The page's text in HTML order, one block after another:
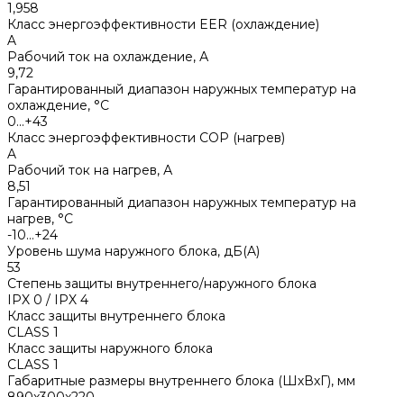
1,958
Класс энергоэффективности EER (охлаждение)
A
Рабочий ток на охлаждение, А
9,72
Гарантированный диапазон наружных температур на
охлаждение, °С
0...+43
Класс энергоэффективности COP (нагрев)
A
Рабочий ток на нагрев, А
8,51
Гарантированный диапазон наружных температур на
нагрев, °С
-10...+24
Уровень шума наружного блока, дБ(A)
53
Степень защиты внутреннего/наружного блока
IPX 0 / IPX 4
Класс защиты внутреннего блока
CLASS 1
Класс защиты наружного блока
CLASS 1
Габаритные размеры внутреннего блока (ШхВхГ), мм